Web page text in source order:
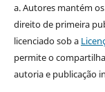
a. Autores mantém
direito de primeira
licenciado sob a
permite o
autoria e publicação